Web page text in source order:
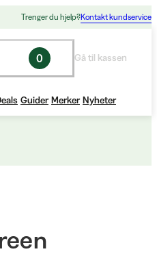
Trenger du hjelp?Kontakt kundservice
0 Gå til kassen
Guider Merker Nyheter